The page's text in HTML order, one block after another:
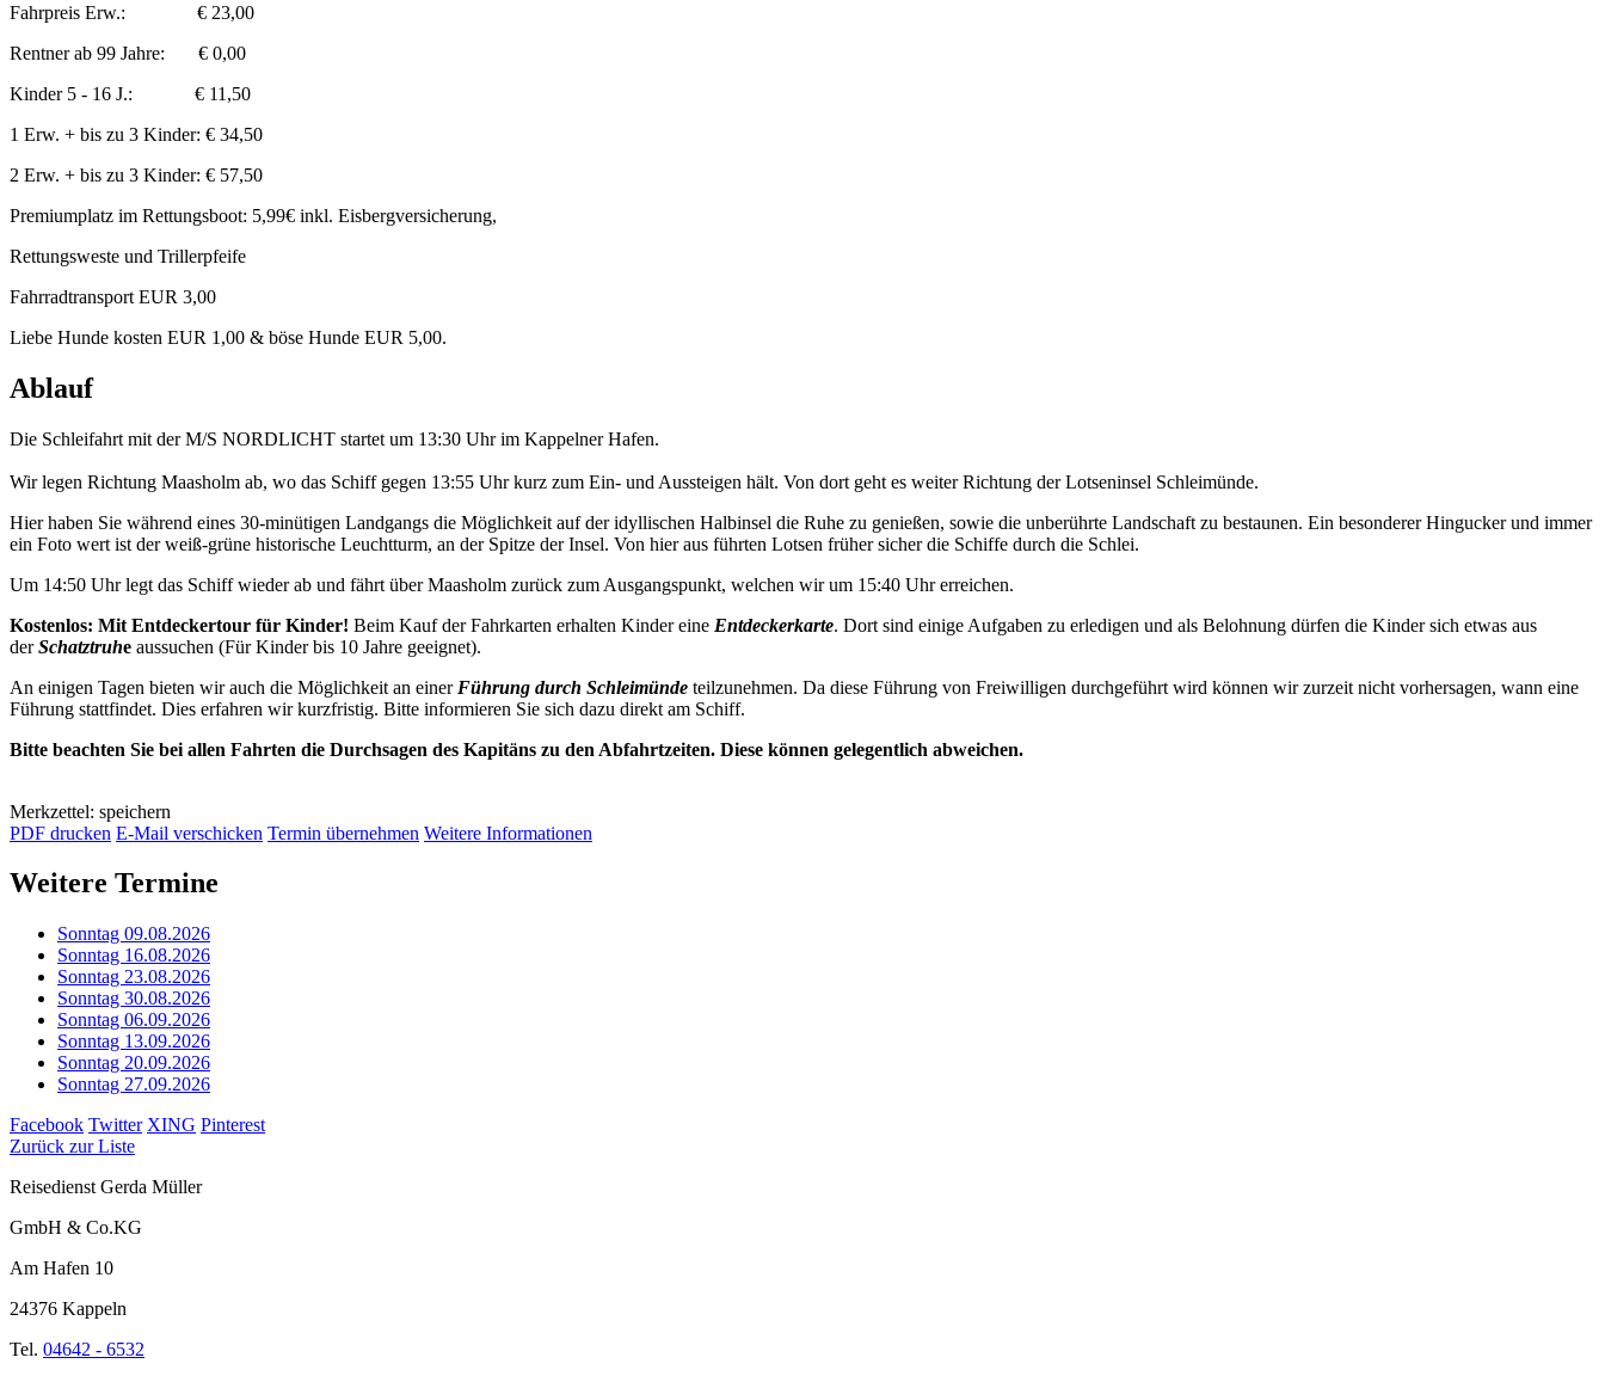
Fahrpreis Erw.: € 23,00
Rentner ab 99 Jahre: € 0,00
Kinder 5 - 16 J.: € 11,50
1 Erw. + bis zu 3 Kinder: € 34,50
2 Erw. + bis zu 3 Kinder: € 57,50
Premiumplatz im Rettungsboot: 5,99€ inkl. Eisbergversicherung,
Rettungsweste und Trillerpfeife
Fahrradtransport EUR 3,00
Liebe Hunde kosten EUR 1,00 & böse Hunde EUR 5,00.
Ablauf
Die Schleifahrt mit der M/S NORDLICHT startet um 13:30 Uhr im Kappelner Hafen.
Wir legen Richtung Maasholm ab, wo das Schiff gegen 13:55 Uhr kurz zum Ein- und Aussteigen hält. Von dort geht es weiter Richtung der Lotseninsel Schleimünde.
Hier haben Sie während eines 30-minütigen Landgangs die Möglichkeit auf der idyllischen Halbinsel die Ruhe zu genießen, sowie die unberührte Landschaft zu bestaunen. Ein besonderer Hingucker und immer
ein Foto wert ist der weiß-grüne historische Leuchtturm, an der Spitze der Insel. Von hier aus führten Lotsen früher sicher die Schiffe durch die Schlei.
Um 14:50 Uhr legt das Schiff wieder ab und fährt über Maasholm zurück zum Ausgangspunkt, welchen wir um 15:40 Uhr erreichen.
Kostenlos: Mit Entdeckertour für Kinder! Beim Kauf der Fahrkarten erhalten Kinder eine Entdeckerkarte. Dort sind einige Aufgaben zu erledigen und als Belohnung dürfen die Kinder sich etwas aus
der Schatztruhe aussuchen (Für Kinder bis 10 Jahre geeignet).
An einigen Tagen bieten wir auch die Möglichkeit an einer Führung durch Schleimünde teilzunehmen. Da diese Führung von Freiwilligen durchgeführt wird können wir zurzeit nicht vorhersagen, wann eine
Führung stattfindet. Dies erfahren wir kurzfristig. Bitte informieren Sie sich dazu direkt am Schiff.
Bitte beachten Sie bei allen Fahrten die Durchsagen des Kapitäns zu den Abfahrtzeiten. Diese können gelegentlich abweichen.
Merkzettel: speichern
PDF drucken E-Mail verschicken Termin übernehmen Weitere Informationen
Weitere Termine
Sonntag 09.08.2026
Sonntag 16.08.2026
Sonntag 23.08.2026
Sonntag 30.08.2026
Sonntag 06.09.2026
Sonntag 13.09.2026
Sonntag 20.09.2026
Sonntag 27.09.2026
Facebook Twitter XING Pinterest
Zurück zur Liste
Reisedienst Gerda Müller
GmbH & Co.KG
Am Hafen 10
24376 Kappeln
Tel. 04642 - 6532